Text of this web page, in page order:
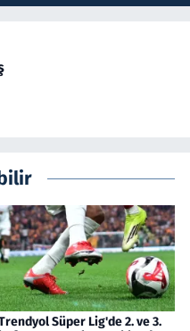
Süper Lig'de 2. ve 3.